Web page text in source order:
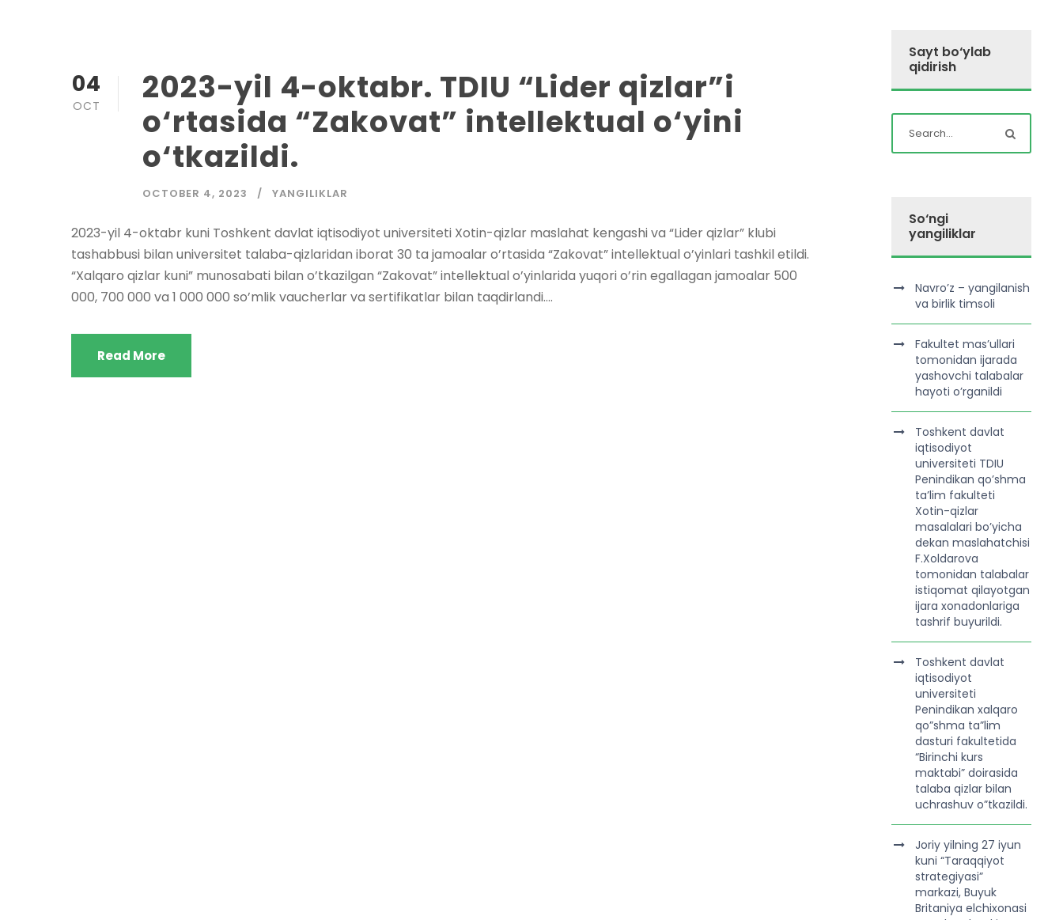
04
OCT
2023-yil 4-oktabr. TDIU “Lider qizlar”i
o‘rtasida “Zakovat” intellektual o‘yini
o‘tkazildi.
OCTOBER 4, 2023 YANGILIKLAR
2023-yil 4-oktabr kuni Toshkent davlat iqtisodiyot universiteti Xotin-qizlar maslahat kengashi va “Lider qizlar” klubi
tashabbusi bilan universitet talaba-qizlaridan iborat 30 ta jamoalar o’rtasida “Zakovat” intellektual o’yinlari tashkil etildi.
“Xalqaro qizlar kuni” munosabati bilan o’tkazilgan “Zakovat” intellektual o’yinlarida yuqori o’rin egallagan jamoalar 500
000, 700 000 va 1 000 000 so’mlik vaucherlar va sertifikatlar bilan taqdirlandi....
Read More
Sayt bo‘ylab
qidirish
So‘ngi
yangiliklar
Navro’z – yangilanish
va birlik timsoli
Fakultet mas’ullari
tomonidan ijarada
yashovchi talabalar
hayoti o’rganildi
Toshkent davlat
iqtisodiyot
universiteti TDIU
Penindikan qo’shma
ta’lim fakulteti
Xotin-qizlar
masalalari bo’yicha
dekan maslahatchisi
F.Xoldarova
tomonidan talabalar
istiqomat qilayotgan
ijara xonadonlariga
tashrif buyurildi.
Toshkent davlat
iqtisodiyot
universiteti
Penindikan xalqaro
qo”shma ta”lim
dasturi fakultetida
“Birinchi kurs
maktabi” doirasida
talaba qizlar bilan
uchrashuv o”tkazildi.
Joriy yilning 27 iyun
kuni “Taraqqiyot
strategiyasi”
markazi, Buyuk
Britaniya elchixonasi